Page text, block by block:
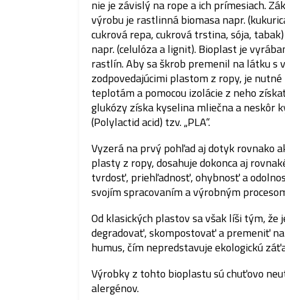
nie je závislý na rope a ich prímesiach.
výrobu je rastlinná biomasa napr.
cukrová repa, cukrová trstina, sója,
napr. (celulóza a lignit). Bioplast je
rastlín. Aby sa škrob premenil na látku s
zodpovedajúcimi plastom z ropy, je
teplotám a pomocou izolácie z neho
glukózy získa kyselina mliečna a neskôr
(Polylactid acid) tzv. „PLA“.
Vyzerá na prvý pohľad aj dotyk rovnako
plasty z ropy, dosahuje dokonca aj
tvrdosť, priehľadnosť, ohybnosť a
svojím spracovaním a výrobným
Od klasických plastov sa však líši tým, že
degradovať, skompostovať a premeniť
humus, čím nepredstavuje ekologickú
Výrobky z tohto bioplastu sú chuťovo
alergénov.